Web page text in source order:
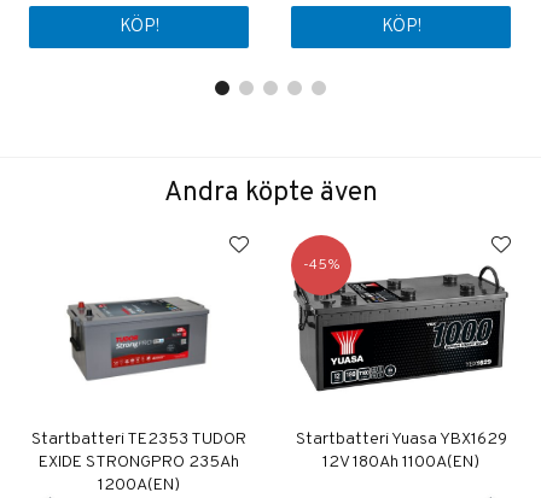
KÖP! KÖP!
Andra köpte även
Startbatteri TE2353 TUDOR
EXIDE STRONGPRO 235Ah
1200A(EN)
45
Startbatteri Yuasa YBX1629
12V 180Ah 1100A(EN)